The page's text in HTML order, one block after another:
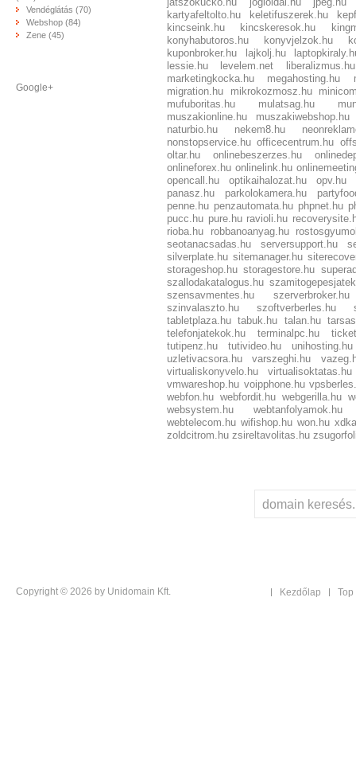
Vendéglátás (70)
Webshop (84)
Zene (45)
Google+
kartyafeltolto.hu
keletifuszerek.hu
kincseink.hu
kincskeresok.hu
konyhabutoros.hu
konyvjelzok.hu
kuponbroker.hu
lajkolj.hu
lessie.hu
levelem.net
liberalizmus.hu
marketingkocka.hu
megahosting.hu
migration.hu
mikrokozmosz.hu
mufuboritas.hu
mulatsag.hu
muszakionline.hu
muszakiwebshop.hu
naturbio.hu
nekem8.hu
nonstopservice.hu officecentrum.hu
oltar.hu
onlinebeszerzes.hu
onlineforex.hu onlinelink.hu
opencall.hu
optikaihalozat.hu
opv.hu
panasz.hu
parkolokamera.hu
penne.hu penzautomata.hu phpnet.hu
pucc.hu pure.hu ravioli.hu
rioba.hu
robbanoanyag.hu
seotanacsadas.hu
serversupport.hu
silverplate.hu sitemanager.hu
storageshop.hu storagestore.hu
szallodakatalogus.hu
szensavmentes.hu
szerverbroker.hu
szinvalaszto.hu
szoftverberles.hu
tabletplaza.hu tabuk.hu talan.hu
telefonjatekok.hu
terminalpc.hu
tutipenz.hu
tutivideo.hu
unihosting.hu
uzletivacsora.hu
varszeghi.hu
virtualiskonyvelo.hu
virtualisoktatas.hu
vmwareshop.hu voipphone.hu
webfon.hu webfordit.hu webgerilla.hu
websystem.hu
webtanfolyamok.hu
webtelecom.hu wifishop.hu won.hu
zoldcitrom.hu zsireltavolitas.hu
Copyright © 2026 by Unidomain Kft. Kezdőlap